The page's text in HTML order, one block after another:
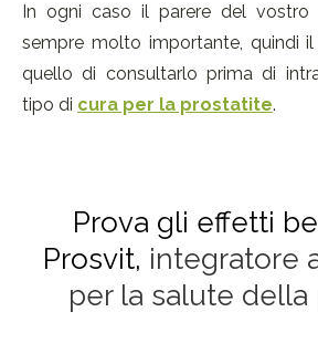
In ogni caso il parere del vostro
sempre molto importante, quindi
quello di consultarlo prima di
tipo di cura per la prostatite.
Prova gli effetti
Prosvit, integratore
per la salute della